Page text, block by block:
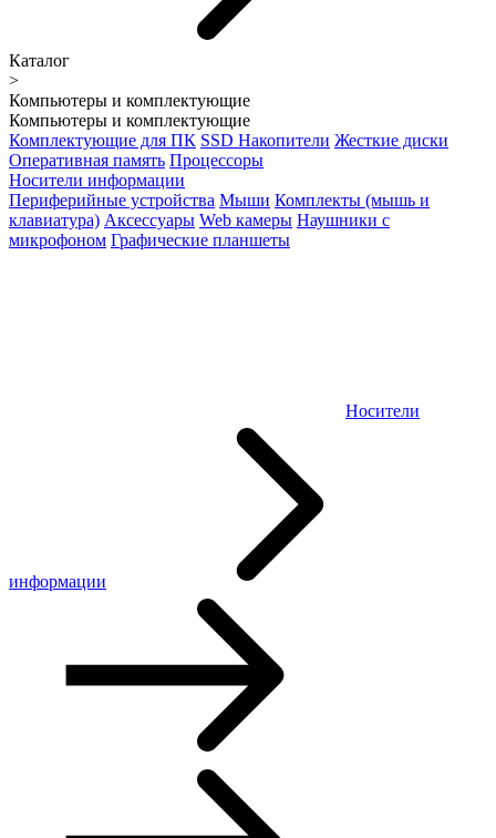
Каталог
>
Компьютеры и комплектующие
Компьютеры и комплектующие
Комплектующие для ПК SSD Накопители Жесткие диски
Оперативная память Процессоры
Носители информации
Периферийные устройства Мыши Комплекты (мышь и
клавиатура) Аксессуары Web камеры Наушники с
микрофоном Графические планшеты
Носители
информации